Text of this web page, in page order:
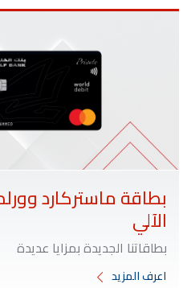
بطاقة ماستركارد
الآلي
بطاقاتنا الجديدة بمزايا عديدة
اعرف المزيد